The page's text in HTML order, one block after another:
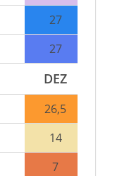
27
27
DEZ
26,5
14
7